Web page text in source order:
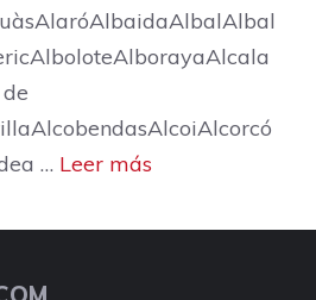
… Leer más